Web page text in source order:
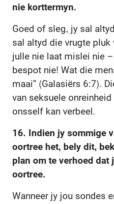
nie korttermyn.
Goed of sleg, jy sal
sal altyd die vrugte pluk
julle nie laat mislei nie
bespot nie! Wat die
maai” (Galasiërs 6:7).
van seksuele
onsself kan verbeel.
16. Indien jy sommige
oortree het, bely dit,
plan om te verhoed dat
oortree.
Wanneer jy jou sondes